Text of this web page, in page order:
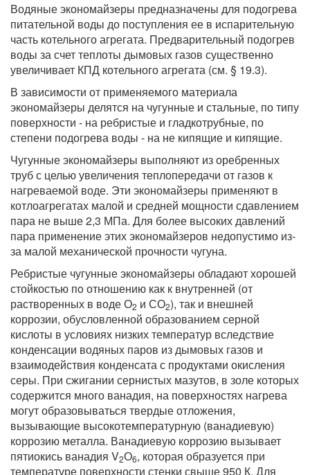
Водяные экономайзеры предназначены для подогрева
питательной воды до поступления ее в испарительную
часть котельного агрегата. Предварительный подогрев
воды за счет теплоты дымовых газов существенно
увеличивает КПД котельного агрегата (см. § 19.3).
В зависимости от применяемого материала
экономайзеры делятся на чугунные и стальные, по типу
поверхности - на ребристые и гладкотрубные, по
степени подогрева воды - на не кипящие и кипящие.
Чугунные экономайзеры выполняют из оребренных
труб с целью увеличения теплопередачи от газов к
нагреваемой воде. Эти экономайзеры применяют в
котлоагрегатах малой и средней мощности сдавлением
пара не выше 2,3 МПа. Для более высоких давлений
пара применение этих экономайзеров недопустимо из-
за малой механической прочности чугуна.
Ребристые чугунные экономайзеры обладают хорошей
стойкостью пo отношению как к внутренней (от
растворенных в воде О2 и СО2), так и внешней
коррозии, обусловленной образованием серной
кислоты в условиях низких температур вследствие
конденсации водяных паров из дымовых газов и
взаимодействия конденсата с продуктами окисления
серы. При сжигании сернистых мазутов, в золе которых
содержится много ванадия, на поверхностях нагрева
могут образовываться твердые отложения,
вызывающие высокотемпературную (ванадиевую)
коррозию металла. Ванадиевую коррозию вызывает
пятиокись ванадия V2О6, которая образуется при
температуре поверхности стенки свыше 950 К. Для